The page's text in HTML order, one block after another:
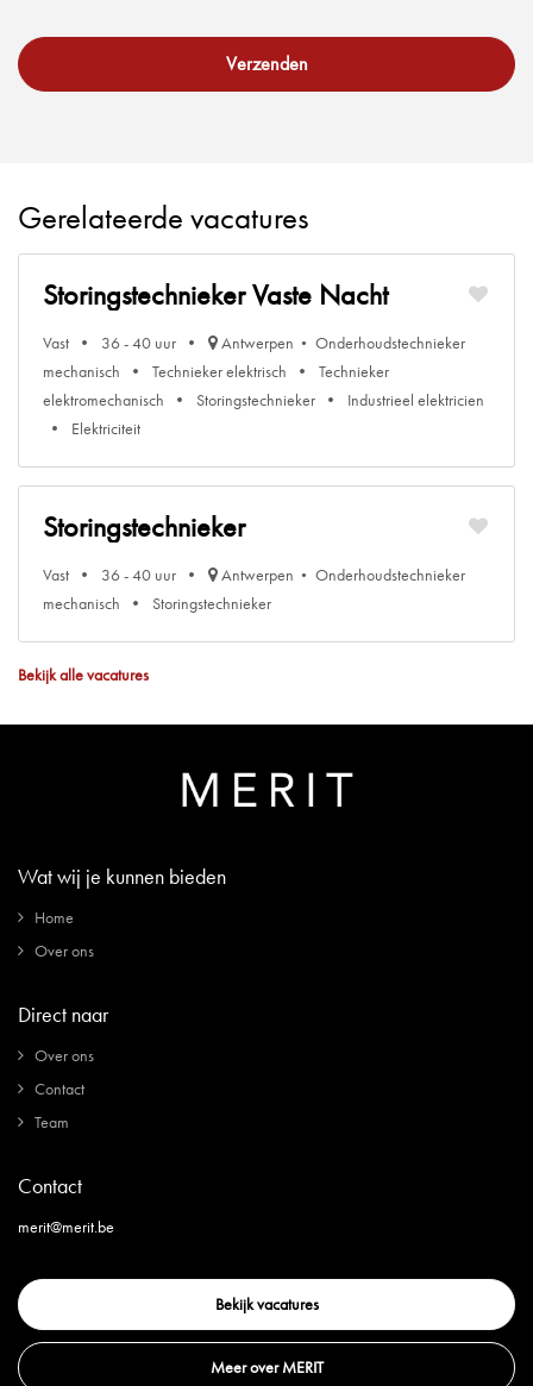
Verzenden
Gerelateerde vacatures
Storingstechnieker Vaste Nacht
Vast 36 - 40 uur Antwerpen
Onderhoudstechnieker
mechanisch
Technieker elektrisch
Technieker
elektromechanisch
Storingstechnieker
Industrieel elektricien
Elektriciteit
Storingstechnieker
Vast 36 - 40 uur Antwerpen
Onderhoudstechnieker
mechanisch
Storingstechnieker
Bekijk alle vacatures
Wat wij je kunnen bieden
Home
Over ons
Direct naar
Over ons
Contact
Team
Contact
merit@merit.be
Bekijk vacatures
Meer over MERIT